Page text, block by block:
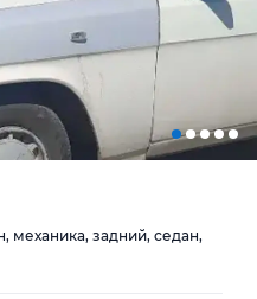
механика, задний, седан,